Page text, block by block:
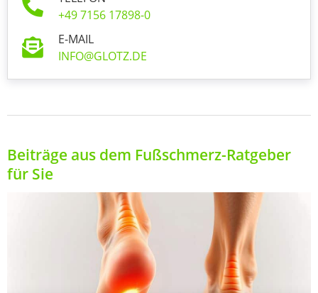
+49 7156 17898-0
E-MAIL
INFO@GLOTZ.DE
Beiträge aus dem Fußschmerz-Ratgeber
für Sie